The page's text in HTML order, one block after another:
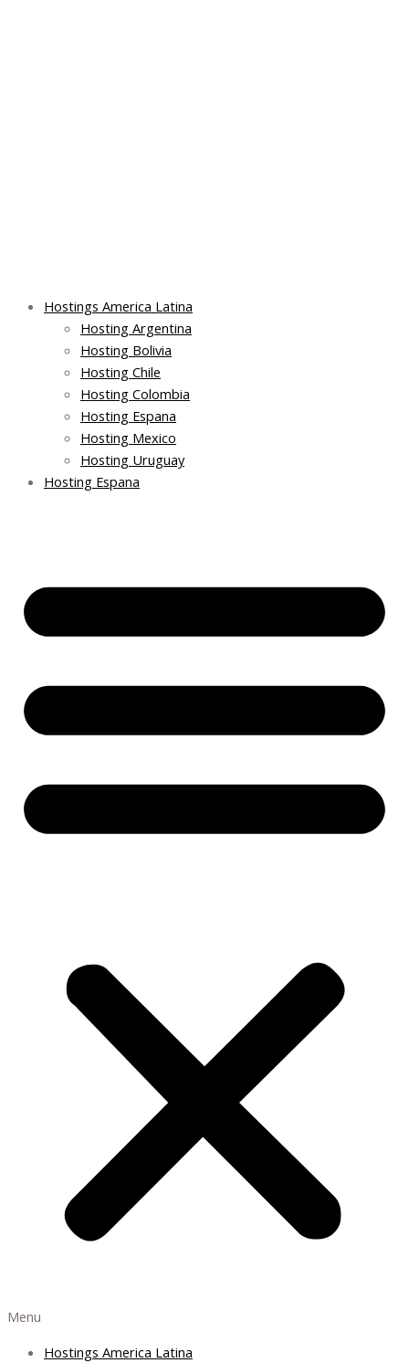
Hostings America Latina
Hosting Argentina
Hosting Bolivia
Hosting Chile
Hosting Colombia
Hosting Espana
Hosting Mexico
Hosting Uruguay
Hosting Espana
Menu
Hostings America Latina